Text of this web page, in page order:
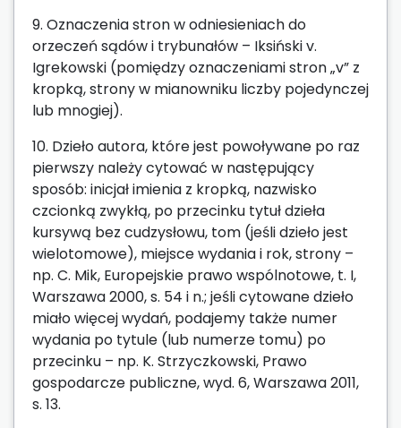
9. Oznaczenia stron w odniesieniach do
orzeczeń sądów i trybunałów – Iksiński v.
Igrekowski (pomiędzy oznaczeniami stron „v” z
kropką, strony w mianowniku liczby pojedynczej
lub mnogiej).
10. Dzieło autora, które jest powoływane po raz
pierwszy należy cytować w następujący
sposób: inicjał imienia z kropką, nazwisko
czcionką zwykłą, po przecinku tytuł dzieła
kursywą bez cudzysłowu, tom (jeśli dzieło jest
wielotomowe), miejsce wydania i rok, strony –
np. C. Mik, Europejskie prawo wspólnotowe, t. I,
Warszawa 2000, s. 54 i n.; jeśli cytowane dzieło
miało więcej wydań, podajemy także numer
wydania po tytule (lub numerze tomu) po
przecinku – np. K. Strzyczkowski, Prawo
gospodarcze publiczne, wyd. 6, Warszawa 2011,
s. 13.